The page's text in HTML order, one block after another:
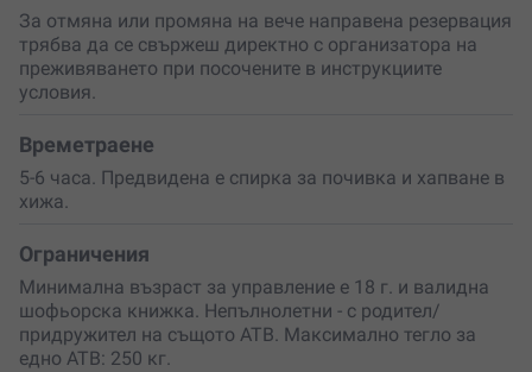
може да бъде адаптиран според групата и условията.
Подари си ден на свобода, приключения и красиви
гледки или изненадай близък човек с преживяване,
което ще остави спомени за цял живот.
За отмяна или промяна на вече направена резервация
трябва да се свържеш директно с организатора на
преживяването при посочените в инструкциите
условия.
Времетраене
5-6 часа. Предвидена е спирка за почивка и хапване в
хижа.
Ограничения
Минимална възраст за управление е 18 г. и валидна
шофьорска книжка. Непълнолетни - с родител/
придружител на същото АТВ. Максимално тегло за
едно АТВ: 250 кг.